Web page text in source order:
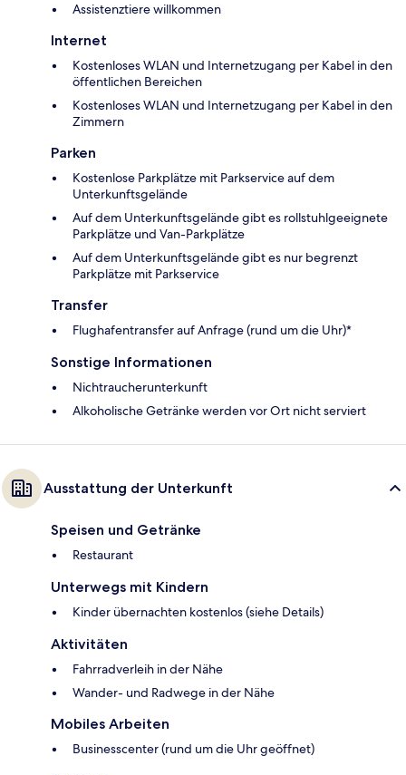
Assistenztiere willkommen
Internet
Kostenloses WLAN und Internetzugang per Kabel in den
öffentlichen Bereichen
Kostenloses WLAN und Internetzugang per Kabel in den
Zimmern
Parken
Kostenlose Parkplätze mit Parkservice auf dem
Unterkunftsgelände
Auf dem Unterkunftsgelände gibt es rollstuhlgeeignete
Parkplätze und Van-Parkplätze
Auf dem Unterkunftsgelände gibt es nur begrenzt
Parkplätze mit Parkservice
Transfer
Flughafentransfer auf Anfrage (rund um die Uhr)*
Sonstige Informationen
Nichtraucherunterkunft
Alkoholische Getränke werden vor Ort nicht serviert
Ausstattung der Unterkunft
Speisen und Getränke
Restaurant
Unterwegs mit Kindern
Kinder übernachten kostenlos (siehe Details)
Aktivitäten
Fahrradverleih in der Nähe
Wander- und Radwege in der Nähe
Mobiles Arbeiten
Businesscenter (rund um die Uhr geöffnet)